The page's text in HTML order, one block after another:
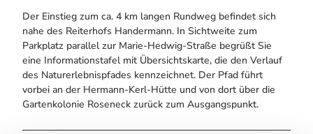
Der Einstieg zum ca. 4 km langen Rundweg befindet sich
nahe des Reiterhofs Handermann. In Sichtweite zum
Parkplatz parallel zur Marie-Hedwig-Straße begrüßt Sie
eine Informationstafel mit Übersichtskarte, die den Verlauf
des Naturerlebnispfades kennzeichnet. Der Pfad führt
vorbei an der Hermann-Kerl-Hütte und von dort über die
Gartenkolonie Roseneck zurück zum Ausgangspunkt.